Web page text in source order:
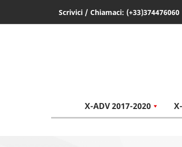
Scrivici / Chiamaci: (+33)374476060
X-ADV 2017-2020